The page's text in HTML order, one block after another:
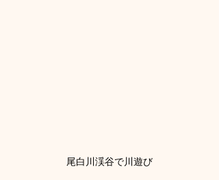
尾白川渓谷で川遊び